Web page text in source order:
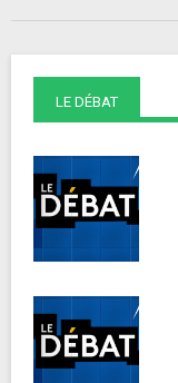
LE DÉBAT